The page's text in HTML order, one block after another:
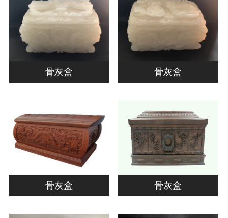
骨灰盒 骨灰盒
骨灰盒 骨灰盒